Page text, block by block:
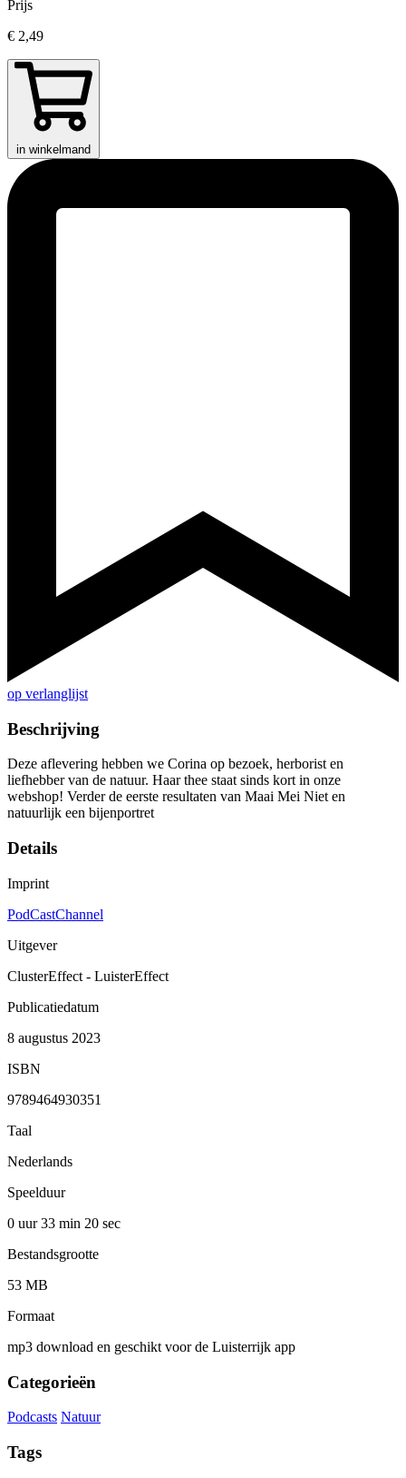
Prijs
€ 2,49
in winkelmand
op verlanglijst
Beschrijving
Deze aflevering hebben we Corina op bezoek, herborist en
liefhebber van de natuur. Haar thee staat sinds kort in onze
webshop! Verder de eerste resultaten van Maai Mei Niet en
natuurlijk een bijenportret
Details
Imprint
PodCastChannel
Uitgever
ClusterEffect - LuisterEffect
Publicatiedatum
8 augustus 2023
ISBN
9789464930351
Taal
Nederlands
Speelduur
0 uur 33 min 20 sec
Bestandsgrootte
53 MB
Formaat
mp3 download en geschikt voor de Luisterrijk app
Categorieën
Podcasts Natuur
Tags